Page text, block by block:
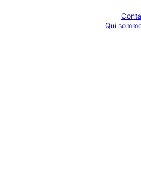
Qui